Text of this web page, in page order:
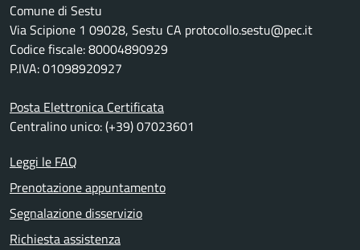
Comune di Sestu
Via Scipione 1 09028, Sestu CA protocollo.sestu@pec.it
Codice fiscale: 80004890929
P.IVA: 01098920927
Posta Elettronica Certificata
Centralino unico: (+39) 07023601
Leggi le FAQ
Prenotazione appuntamento
Segnalazione disservizio
Richiesta assistenza